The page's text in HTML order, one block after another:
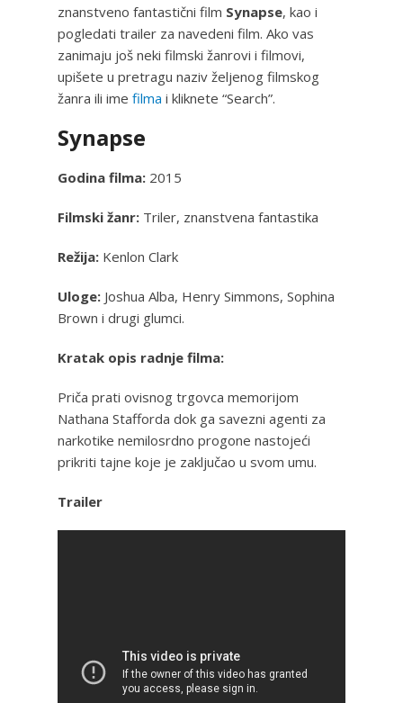
znanstveno fantastični film Synapse, kao i
pogledati trailer za navedeni film. Ako vas
zanimaju još neki filmski žanrovi i filmovi,
upišete u pretragu naziv željenog filmskog
žanra ili ime filma i kliknete “Search”.
Synapse
Godina filma: 2015
Filmski žanr: Triler, znanstvena fantastika
Režija: Kenlon Clark
Uloge: Joshua Alba, Henry Simmons, Sophina
Brown i drugi glumci.
Kratak opis radnje filma:
Priča prati ovisnog trgovca memorijom
Nathana Stafforda dok ga savezni agenti za
narkotike nemilosrdno progone nastojeći
prikriti tajne koje je zaključao u svom umu.
Trailer